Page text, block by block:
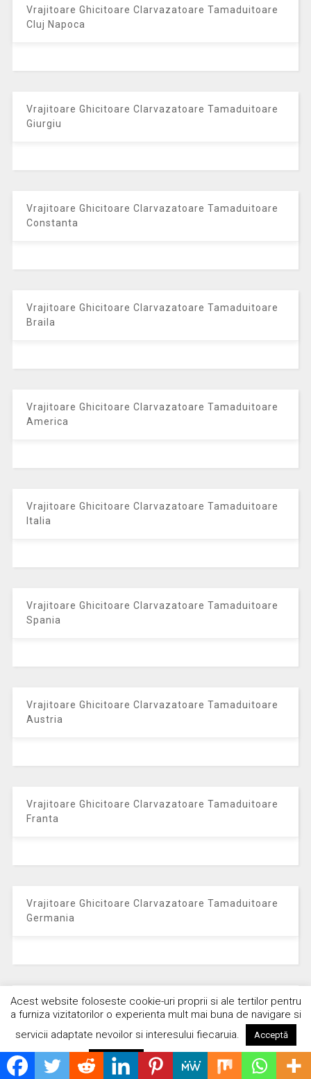
Vrajitoare Ghicitoare Clarvazatoare Tamaduitoare
Cluj Napoca
Vrajitoare Ghicitoare Clarvazatoare Tamaduitoare
Giurgiu
Vrajitoare Ghicitoare Clarvazatoare Tamaduitoare
Constanta
Vrajitoare Ghicitoare Clarvazatoare Tamaduitoare
Braila
Vrajitoare Ghicitoare Clarvazatoare Tamaduitoare
America
Vrajitoare Ghicitoare Clarvazatoare Tamaduitoare
Italia
Vrajitoare Ghicitoare Clarvazatoare Tamaduitoare
Spania
Vrajitoare Ghicitoare Clarvazatoare Tamaduitoare
Austria
Vrajitoare Ghicitoare Clarvazatoare Tamaduitoare
Franta
Vrajitoare Ghicitoare Clarvazatoare Tamaduitoare
Germania
Vrajitoare Ghicitoare Clarvazatoare Tamaduitoare
Cehia
Acest website foloseste cookie-uri proprii si ale tertilor pentru
a furniza vizitatorilor o experienta mult mai buna de navigare si
servicii adaptate nevoilor si interesului fiecaruia.
Acceptă
Respinge Citește mai mult